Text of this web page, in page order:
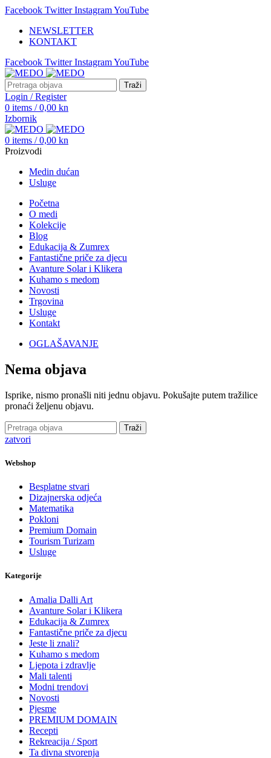
Facebook Twitter InstagramYouTube
NEWSLETTER
KONTAKT
Facebook Twitter InstagramYouTube
Traži
Login / Register
0 items / 0,00 kn
Izbornik
0 items / 0,00 kn
Proizvodi
Medin dućan
Usluge
Početna
O medi
Kolekcije
Blog
Edukacija & Zumrex
Fantastične priče za djecu
Avanture Solar i Klikera
Kuhamo s medom
Novosti
Trgovina
Usluge
Kontakt
OGLAŠAVANJE
Nema objava
Isprike, nismo pronašli niti jednu objavu. Pokušajte putem tražilice
pronaći željenu objavu.
Traži
zatvori
Webshop
Besplatne stvari
Dizajnerska odjeća
Matematika
Pokloni
Premium Domain
Tourism Turizam
Usluge
Kategorije
Amalia Dalli Art
Avanture Solar i Klikera
Edukacija & Zumrex
Fantastične priče za djecu
Jeste li znali?
Kuhamo s medom
Ljepota i zdravlje
Mali talenti
Modni trendovi
Novosti
Pjesme
PREMIUM DOMAIN
Recepti
Rekreacija / Sport
Ta divna stvorenja